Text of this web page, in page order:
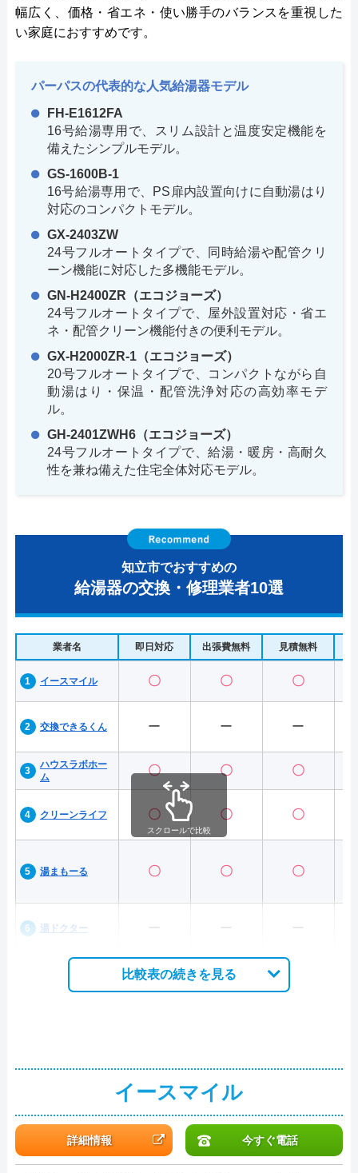
幅広く、価格・省エネ・使い勝手のバランスを重視した
い家庭におすすめです。
パーパスの代表的な人気給湯器モデル
FH-E1612FA
16号給湯専用で、スリム設計と温度安定機能を
備えたシンプルモデル。
GS-1600B-1
16号給湯専用で、PS扉内設置向けに自動湯はり
対応のコンパクトモデル。
GX-2403ZW
24号フルオートタイプで、同時給湯や配管クリ
ーン機能に対応した多機能モデル。
GN-H2400ZR（エコジョーズ）
24号フルオートタイプで、屋外設置対応・省エ
ネ・配管クリーン機能付きの便利モデル。
GX-H2000ZR-1（エコジョーズ）
20号フルオートタイプで、コンパクトながら自
動湯はり・保温・配管洗浄対応の高効率モデ
ル。
GH-2401ZWH6（エコジョーズ）
24号フルオートタイプで、給湯・暖房・高耐久
性を兼ね備えた住宅全体対応モデル。
知立市でおすすめの
給湯器の交換・修理業者10選
業者名 即日対応 出張費無料 見積無料
イースマイル 〇 〇 〇
交換できるくん ー ー ー
ハウスラボホー
ム
〇 〇 〇
クリーンライフ 〇 〇 〇
湯まもーる 〇 〇 〇
湯ドクター ー ー ー
スクロールで比較
比較表の続きを見る
イースマイル
詳細情報 今すぐ電話